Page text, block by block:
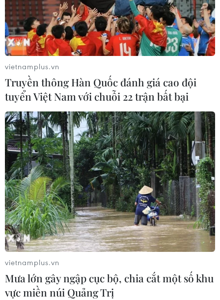
vietnamplus.vn
Truyền thông Hàn Quốc đánh giá cao đội
tuyển Việt Nam với chuỗi 22 trận bất bại
vietnamplus.vn
Mưa lớn gây ngập cục bộ, chia cắt một số khu
vực miền núi Quảng Trị